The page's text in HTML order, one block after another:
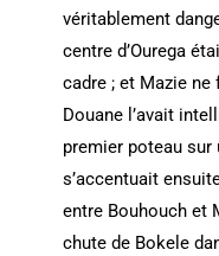
véritablement
centre d’Ourega
cadre ; et Mazie
Douane l’avait
premier poteau sur
s’accentuait
entre Bouhouch et
chute de Bokele